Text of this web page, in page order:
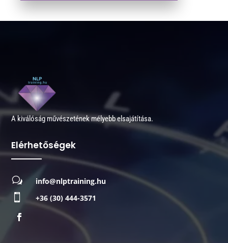
A kiválóság művészetének mélyebb elsajátítása.
Elérhetőségek
w info@nlptraining.hu
 +36 (30) 444-3571